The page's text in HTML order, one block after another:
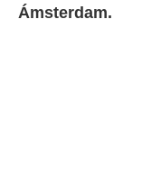
de
Ámsterdam.